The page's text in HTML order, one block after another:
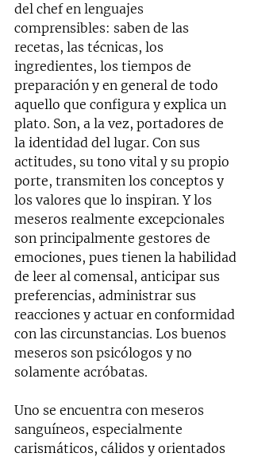
del chef en lenguajes
comprensibles: saben de las
recetas, las técnicas, los
ingredientes, los tiempos de
preparación y en general de todo
aquello que configura y explica un
plato. Son, a la vez, portadores de
la identidad del lugar. Con sus
actitudes, su tono vital y su propio
porte, transmiten los conceptos y
los valores que lo inspiran. Y los
meseros realmente excepcionales
son principalmente gestores de
emociones, pues tienen la habilidad
de leer al comensal, anticipar sus
preferencias, administrar sus
reacciones y actuar en conformidad
con las circunstancias. Los buenos
meseros son psicólogos y no
solamente acróbatas.
Uno se encuentra con meseros
sanguíneos, especialmente
carismáticos, cálidos y orientados